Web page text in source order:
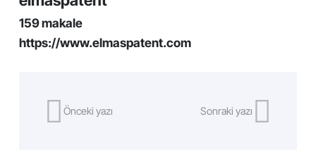
159 makale
https://www.elmaspatent.com
Önceki yazı Sonraki yazı